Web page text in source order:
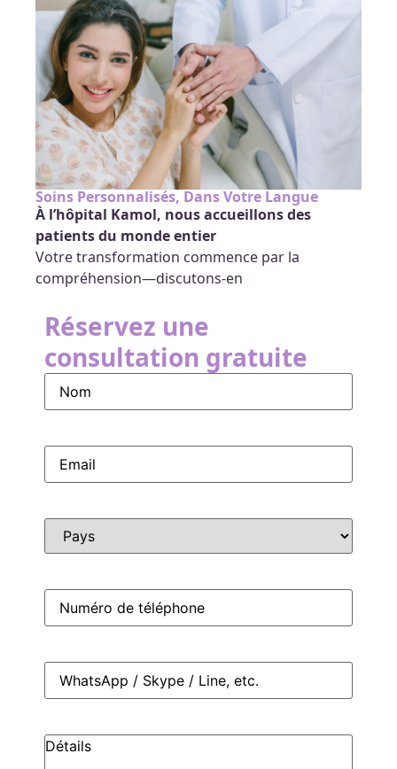
Soins Personnalisés, Dans Votre Langue
À l’hôpital Kamol, nous accueillons des
patients du monde entier
Votre transformation commence par la
compréhension—discutons-en
Réservez une
consultation gratuite